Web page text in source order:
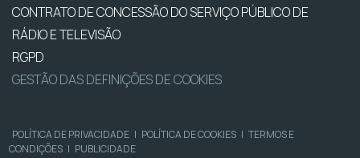
CONTRATO DE CONCESSÃO DO SERVIÇO PÚBLICO DE
RÁDIO E TELEVISÃO
RGPD
GESTÃO DAS DEFINIÇÕES DE COOKIES
POLÍTICA DE PRIVACIDADE | POLÍTICA DE COOKIES | TERMOS E
CONDIÇÕES | PUBLICIDADE